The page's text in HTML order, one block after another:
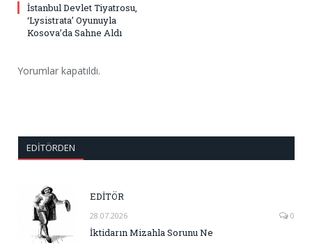
İstanbul Devlet Tiyatrosu,
‘Lysistrata’ Oyunuyla
Kosova’da Sahne Aldı
Yorumlar kapatıldı.
EDITÖRDEN
EDİTÖR
28.07.2026 0
İktidarın Mizahla Sorunu Ne